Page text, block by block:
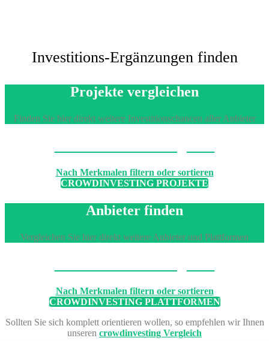
Investitions-Ergänzungen finden
Projekte vergleichen
Finden Sie hier direkt weitere Investitionschancen aller Anbieter
Nach Merkmalen filtern oder sortieren
CROWDINVESTING PROJEKTE
Anbieter finden
Vergleichen Sie hier direkt weitere Anbieter und Plattformen
Nach Merkmalen filtern oder sortieren
CROWDINVESTING PLATTFORMEN
Sollten Sie sich komplett orientieren wollen, so empfehlen wir Ihnen
unseren crowdinvesting Vergleich